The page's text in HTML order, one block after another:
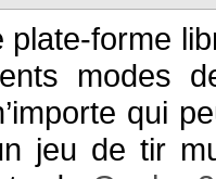
plate-forme
modes
qui
jeu de tir